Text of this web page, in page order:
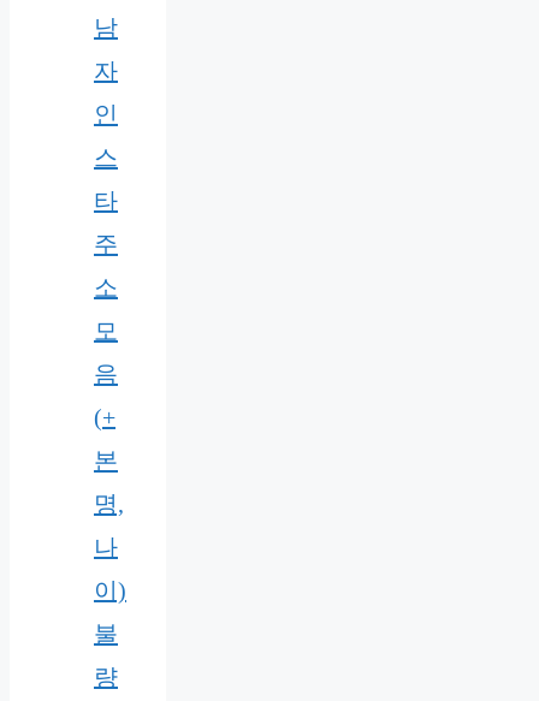
남
자
인
스
타
주
소
모
음
(+
본
명,
나
이)
불
량